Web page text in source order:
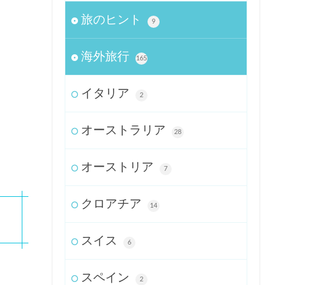
旅のヒント 9
海外旅行 165
イタリア 2
オーストラリア 28
オーストリア 7
クロアチア 14
スイス 6
スペイン 2